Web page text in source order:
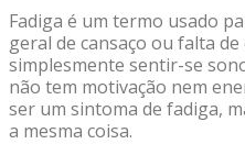
Fadiga é um termo usado
geral de cansaço ou falta
simplesmente sentir-se
não tem motivação nem
ser um sintoma de fadiga,
a mesma coisa.